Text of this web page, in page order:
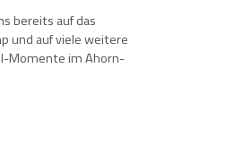
bereits auf das
und auf viele weitere
Momente im Ahorn-